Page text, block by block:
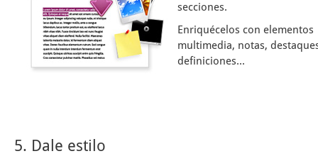
secciones.
Enriquécelos con elementos
multimedia, notas,
definiciones...
5. Dale estilo